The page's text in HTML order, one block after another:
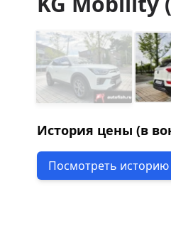
История цены (в
Посмотреть